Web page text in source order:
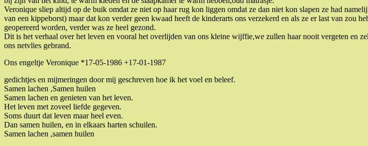
Veronique sliep altijd op de buik omdat ze niet op haar rug kon liggen omdat ze dan niet kon slapen ze had
van een kippeborst) maar dat kon verder geen kwaad heeft de kinderarts ons verzekerd en als ze er last van zou
geopereerd worden, verder was ze heel gezond.
Dit is het verhaal over het leven en vooral het overlijden van ons kleine wijffie,we zullen haar nooit vergeten en
ons netvlies gebrand.
Ons engeltje Veronique *17-05-1986 +17-01-1987
gedichtjes en mijmeringen door mij geschreven hoe ik het voel en beleef.
Samen lachen ,Samen huilen
Samen lachen en genieten van het leven.
Het leven met zoveel liefde gegeven.
Soms duurt dat leven maar heel even.
Dan samen huilen, en in elkaars harten schuilen.
Samen lachen ,samen huilen